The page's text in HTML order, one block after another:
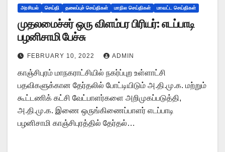
அரசியல் செய்தி தலைப்புச் செய்திகள் மாநில செய்திகள் மாவட்ட செய்திகள்
முதலமைச்சர் ஒரு விளம்பர பிரியர்: எடப்பாடி
பழனிசாமி பேச்சு
FEBRUARY 10, 2022 ADMIN
காஞ்சிபுரம் மாநகராட்சியில் நகர்ப்புற உள்ளாட்சி
பதவிகளுக்கான தேர்தலில் போட்டியிடும் அ.தி.மு.க. மற்றும்
கூட்டணிக் கட்சி வேட்பாளர்களை அறிமுகப்படுத்தி,
அ.தி.மு.க. இணை ஒருங்கிணைப்பாளர் எடப்பாடி
பழனிசாமி காஞ்சிபுரத்தில் தேர்தல்…